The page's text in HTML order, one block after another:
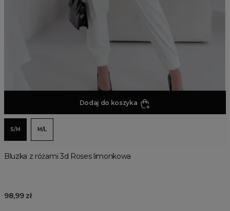
Dodaj do koszyka
S/M M/L
Bluzka z różami 3d Roses limonkowa
98,99 zł